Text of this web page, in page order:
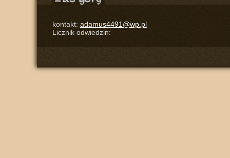
kontakt: adamus4491@wp.pl
Licznik odwiedzin: